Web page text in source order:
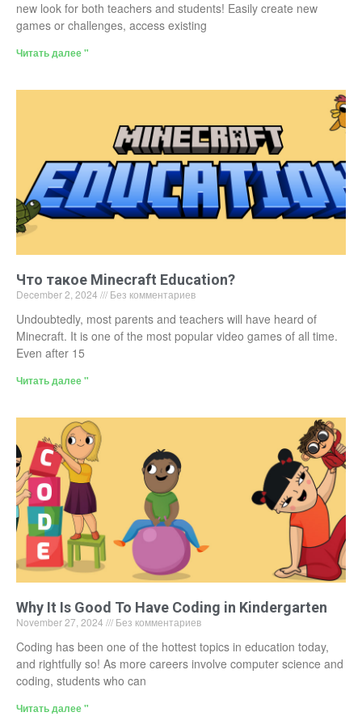
new look for both teachers and students! Easily create new
games or challenges, access existing
Читать далее "
Что такое Minecraft Education?
December 2, 2024 Без комментариев
Undoubtedly, most parents and teachers will have heard of
Minecraft. It is one of the most popular video games of all time.
Even after 15
Читать далее "
Why It Is Good To Have Coding in Kindergarten
November 27, 2024 Без комментариев
Coding has been one of the hottest topics in education today,
and rightfully so! As more careers involve computer science and
coding, students who can
Читать далее "